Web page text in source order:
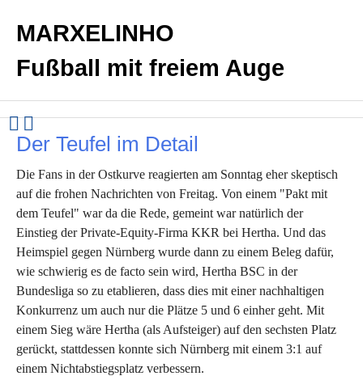
MARXELINHO
Fußball mit freiem Auge
Der Teufel im Detail
Die Fans in der Ostkurve reagierten am Sonntag eher skeptisch
auf die frohen Nachrichten von Freitag. Von einem "Pakt mit
dem Teufel" war da die Rede, gemeint war natürlich der
Einstieg der Private-Equity-Firma KKR bei Hertha. Und das
Heimspiel gegen Nürnberg wurde dann zu einem Beleg dafür,
wie schwierig es de facto sein wird, Hertha BSC in der
Bundesliga so zu etablieren, dass dies mit einer nachhaltigen
Konkurrenz um auch nur die Plätze 5 und 6 einher geht. Mit
einem Sieg wäre Hertha (als Aufsteiger) auf den sechsten Platz
gerückt, stattdessen konnte sich Nürnberg mit einem 3:1 auf
einem Nichtabstiegsplatz verbessern.